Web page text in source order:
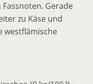
Gerade
zu Käse und
westflämische